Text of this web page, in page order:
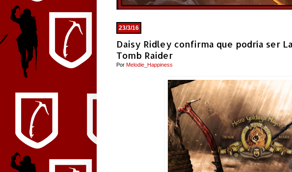
23/3/16
Daisy Ridley confirma que podría ser
Tomb Raider
Por Melodie_Happiness